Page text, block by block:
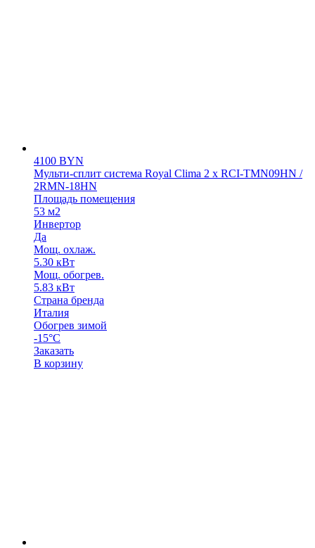
4100 BYN
Мульти-сплит система Royal Clima 2 х RCI-TMN09HN /
2RMN-18HN
Площадь помещения
53 м2
Инвертор
Да
Мощ. охлаж.
5.30 кВт
Мощ. обогрев.
5.83 кВт
Страна бренда
Италия
Обогрев зимой
-15°С
Заказать
В корзину